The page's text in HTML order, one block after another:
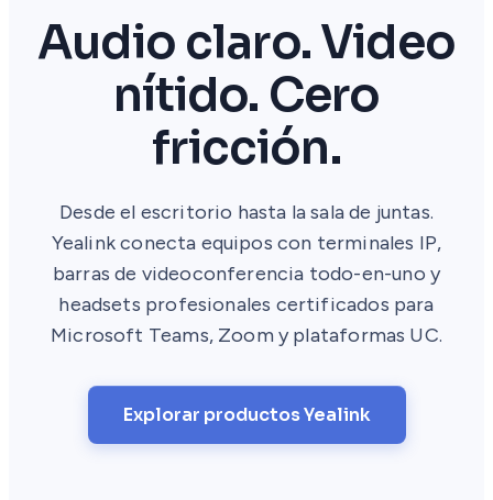
Audio claro. Video
nítido. Cero
fricción.
Desde el escritorio hasta la sala de juntas.
Yealink conecta equipos con terminales IP,
barras de videoconferencia todo-en-uno y
headsets profesionales certificados para
Microsoft Teams, Zoom y plataformas UC.
Explorar productos Yealink